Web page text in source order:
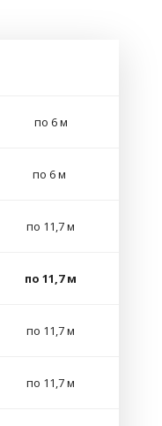
по 6 м
по 6 м
по 11,7 м
по 11,7 м
по 11,7 м
по 11,7 м